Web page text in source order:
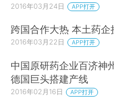
2016年03月24日 APP打开
跨国合作大热 本土药
2016年03月22日 APP打开
中国原研药企业百济神
德国巨头搭建产线
2016年02月16日 APP打开